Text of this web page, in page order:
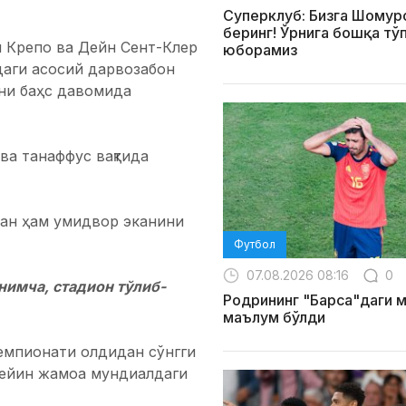
Крепо ва Дейн Сент-Клер
асосий дарвозабон
баҳс давомида
танаффус вақтида
ҳам умидвор эканини
стадион тўлиб-
олдидан сўнгги
жамоа мундиалдаги
Суперклуб: Бизга
беринг! Ўрнига бошқа
юборамиз
Футбол
07.08.2026 08:16 0
Родрининг "Барса"даги
маълум бўлди